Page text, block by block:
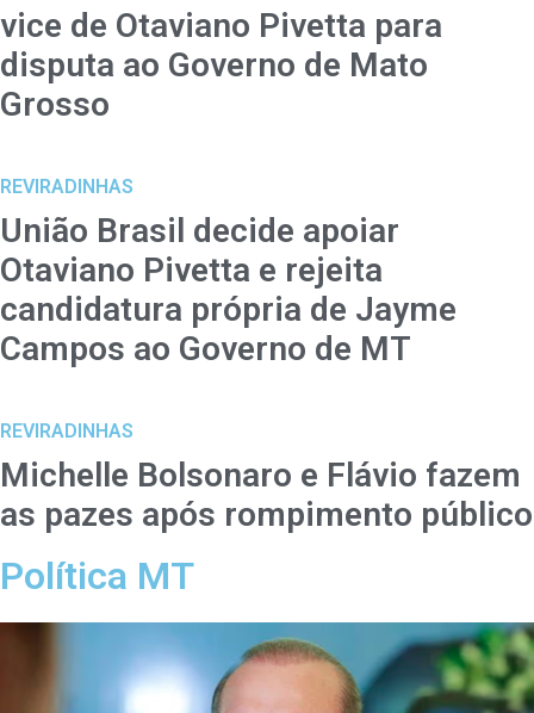
vice de Otaviano Pivetta para
disputa ao Governo de Mato
Grosso
REVIRADINHAS
União Brasil decide apoiar
Otaviano Pivetta e rejeita
candidatura própria de Jayme
Campos ao Governo de MT
REVIRADINHAS
Michelle Bolsonaro e Flávio fazem
as pazes após rompimento público
Política MT